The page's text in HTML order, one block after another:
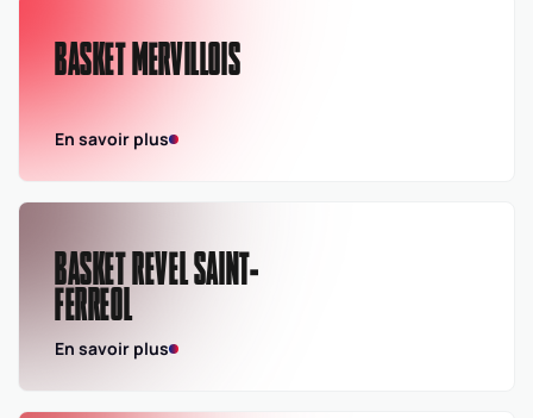
BASKET MERVILLOIS
En savoir plus
BASKET REVEL SAINT-
FERREOL
En savoir plus